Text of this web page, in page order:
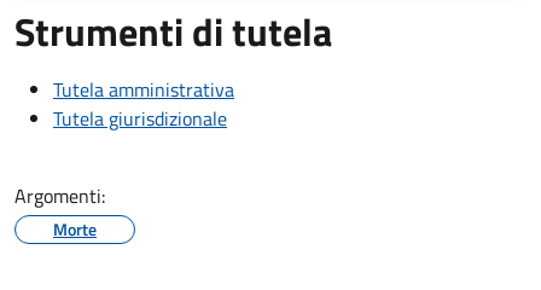
Strumenti di tutela
Tutela amministrativa
Tutela giurisdizionale
Argomenti:
Morte